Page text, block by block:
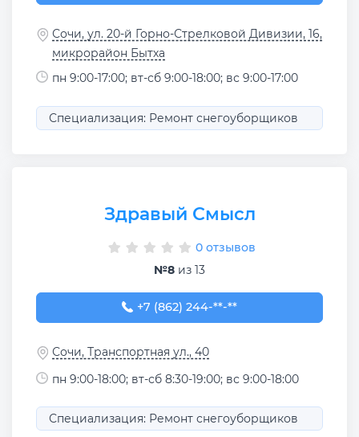
Сочи, ул. 20-й Горно-Стрелковой Дивизии, 16,
микрорайон Бытха
пн 9:00-17:00; вт-сб 9:00-18:00; вс 9:00-17:00
Специализация: Ремонт снегоуборщиков
Здравый Смысл
0 отзывов
№8 из 13
+7 (862) 244-01-37
+7 (862) 244-**-**
Сочи, Транспортная ул., 40
пн 9:00-18:00; вт-сб 8:30-19:00; вс 9:00-18:00
Специализация: Ремонт снегоуборщиков